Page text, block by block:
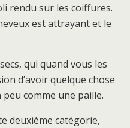
rendu sur les coiffures.
est attrayant et le
qui quand vous les
d’avoir quelque chose
comme une paille.
deuxième catégorie,